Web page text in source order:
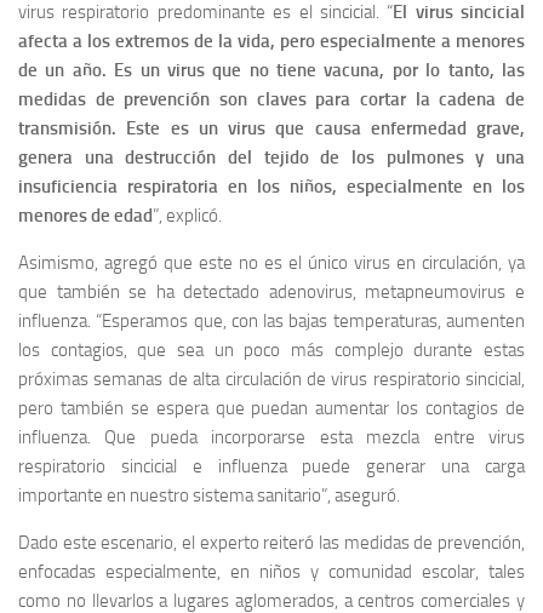
virus respiratorio predominante es el sincicial. “El virus sincicial
afecta a los extremos de la vida, pero especialmente a menores
de un año. Es un virus que no tiene vacuna, por lo tanto, las
medidas de prevención son claves para cortar la cadena de
transmisión. Este es un virus que causa enfermedad grave,
genera una destrucción del tejido de los pulmones y una
insuficiencia respiratoria en los niños, especialmente en los
menores de edad”, explicó.
Asimismo, agregó que este no es el único virus en circulación, ya
que también se ha detectado adenovirus, metapneumovirus e
influenza. “Esperamos que, con las bajas temperaturas, aumenten
los contagios, que sea un poco más complejo durante estas
próximas semanas de alta circulación de virus respiratorio sincicial,
pero también se espera que puedan aumentar los contagios de
influenza. Que pueda incorporarse esta mezcla entre virus
respiratorio sincicial e influenza puede generar una carga
importante en nuestro sistema sanitario”, aseguró.
Dado este escenario, el experto reiteró las medidas de prevención,
enfocadas especialmente, en niños y comunidad escolar, tales
como no llevarlos a lugares aglomerados, a centros comerciales y